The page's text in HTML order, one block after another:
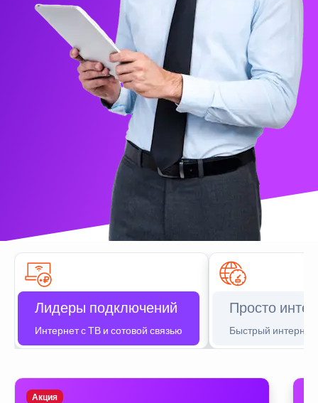
Лидеры подключений
Интернет с ТВ и сотовой связью
Просто
Быстрый интернет
Акция